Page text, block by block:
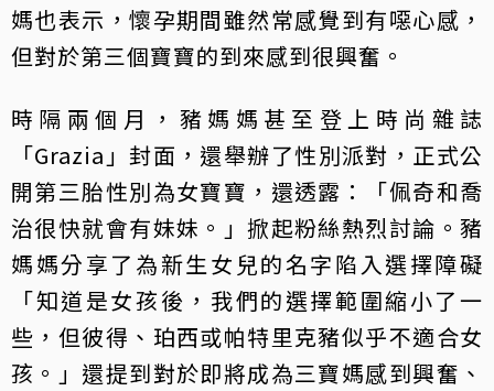
媽也表示，懷孕期間雖然常感覺到有噁心感，
但對於第三個寶寶的到來感到很興奮。
時隔兩個月，豬媽媽甚至登上時尚雜誌
「Grazia」封面，還舉辦了性別派對，正式公
開第三胎性別為女寶寶，還透露：「佩奇和喬
治很快就會有妹妹。」掀起粉絲熱烈討論。豬
媽媽分享了為新生女兒的名字陷入選擇障礙
「知道是女孩後，我們的選擇範圍縮小了一
些，但彼得、珀西或帕特里克豬似乎不適合女
孩。」還提到對於即將成為三寶媽感到興奮、